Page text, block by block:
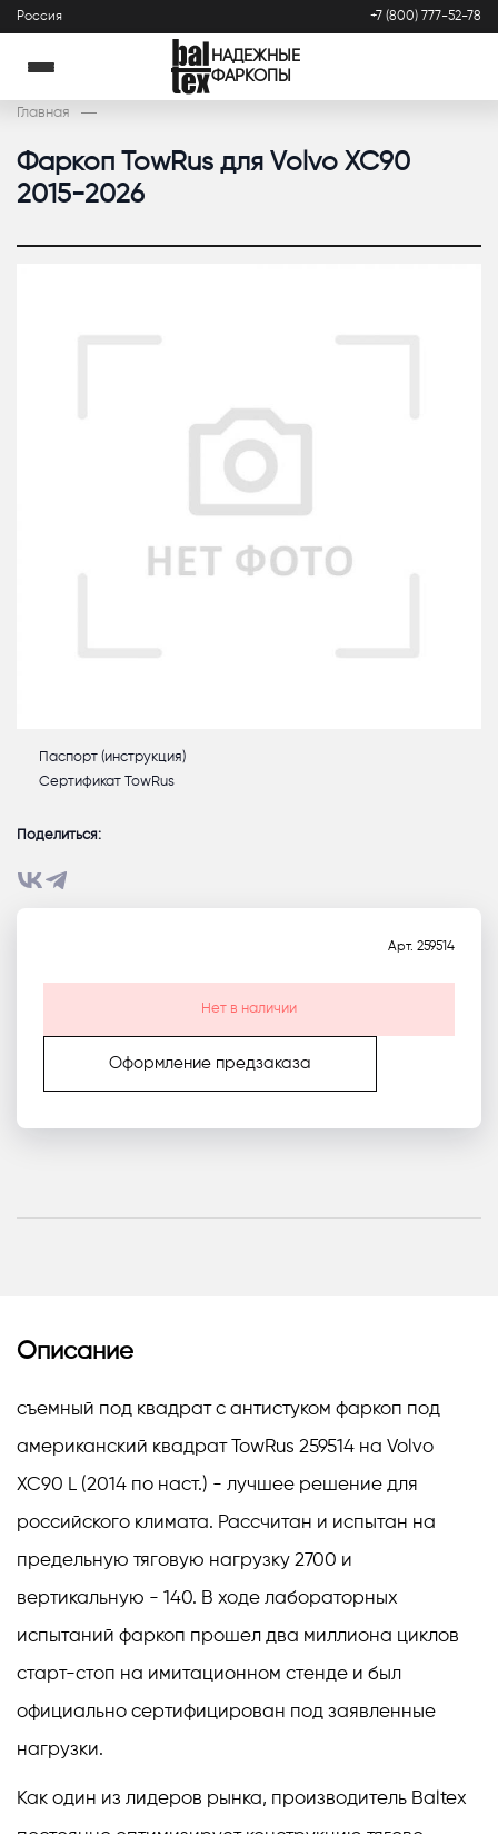
Россия +7 (800) 777-52-78
НАДЕЖНЫЕ
ФАРКОПЫ
Главная
Фаркоп TowRus для Volvo XC90
2015-2026
Паспорт (инструкция)
Сертификат TowRus
Поделиться:
Арт. 259514
Нет в наличии
Оформление предзаказа
Описание
съемный под квадрат с антистуком фаркоп под
американский квадрат TowRus 259514 на Volvo
XC90 L (2014 по наст.) - лучшее решение для
российского климата. Рассчитан и испытан на
предельную тяговую нагрузку 2700 и
вертикальную - 140. В ходе лабораторных
испытаний фаркоп прошел два миллиона циклов
старт-стоп на имитационном стенде и был
официально сертифицирован под заявленные
нагрузки.
Как один из лидеров рынка, производитель Baltex